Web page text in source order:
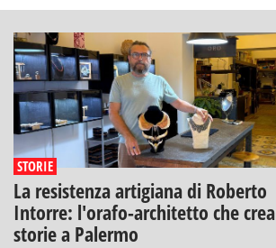
STORIE
La resistenza artigiana di Roberto
Intorre: l'orafo-architetto che crea
storie a Palermo